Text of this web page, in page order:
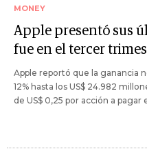
MONEY
Apple presentó sus
fue en el tercer
Apple reportó que la ganancia
12% hasta los US$ 24.982
de US$ 0,25 por acción a pagar